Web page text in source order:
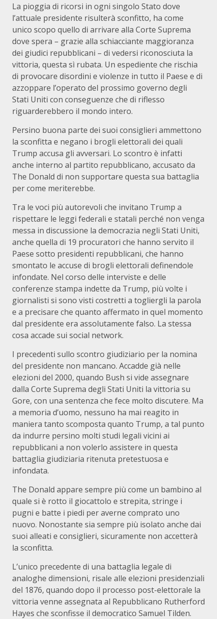
La pioggia di ricorsi in ogni singolo Stato dove
l’attuale presidente risulterà sconfitto, ha come
unico scopo quello di arrivare alla Corte Suprema
dove spera – grazie alla schiacciante maggioranza
dei giudici repubblicani – di vedersi riconosciuta la
vittoria, questa sì rubata. Un espediente che rischia
di provocare disordini e violenze in tutto il Paese e di
azzoppare l’operato del prossimo governo degli
Stati Uniti con conseguenze che di riflesso
riguarderebbero il mondo intero.
Persino buona parte dei suoi consiglieri ammettono
la sconfitta e negano i brogli elettorali dei quali
Trump accusa gli avversari. Lo scontro è infatti
anche interno al partito repubblicano, accusato da
The Donald di non supportare questa sua battaglia
per come meriterebbe.
Tra le voci più autorevoli che invitano Trump a
rispettare le leggi federali e statali perché non venga
messa in discussione la democrazia negli Stati Uniti,
anche quella di 19 procuratori che hanno servito il
Paese sotto presidenti repubblicani, che hanno
smontato le accuse di brogli elettorali definendole
infondate. Nel corso delle interviste e delle
conferenze stampa indette da Trump, più volte i
giornalisti si sono visti costretti a togliergli la parola
e a precisare che quanto affermato in quel momento
dal presidente era assolutamente falso. La stessa
cosa accade sui social network.
I precedenti sullo scontro giudiziario per la nomina
del presidente non mancano. Accadde già nelle
elezioni del 2000, quando Bush si vide assegnare
dalla Corte Suprema degli Stati Uniti la vittoria su
Gore, con una sentenza che fece molto discutere. Ma
a memoria d’uomo, nessuno ha mai reagito in
maniera tanto scomposta quanto Trump, a tal punto
da indurre persino molti studi legali vicini ai
repubblicani a non volerlo assistere in questa
battaglia giudiziaria ritenuta pretestuosa e
infondata.
The Donald appare sempre più come un bambino al
quale si è rotto il giocattolo e strepita, stringe i
pugni e batte i piedi per averne comprato uno
nuovo. Nonostante sia sempre più isolato anche dai
suoi alleati e consiglieri, sicuramente non accetterà
la sconfitta.
L’unico precedente di una battaglia legale di
analoghe dimensioni, risale alle elezioni presidenziali
del 1876, quando dopo il processo post-elettorale la
vittoria venne assegnata al Repubblicano Rutherford
Hayes che sconfisse il democratico Samuel Tilden.